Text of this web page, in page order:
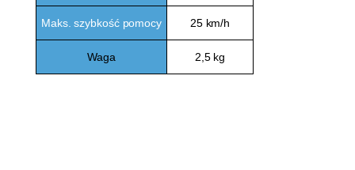
Maks.szybkość pomocy 25 km/h
Waga 2,5 kg